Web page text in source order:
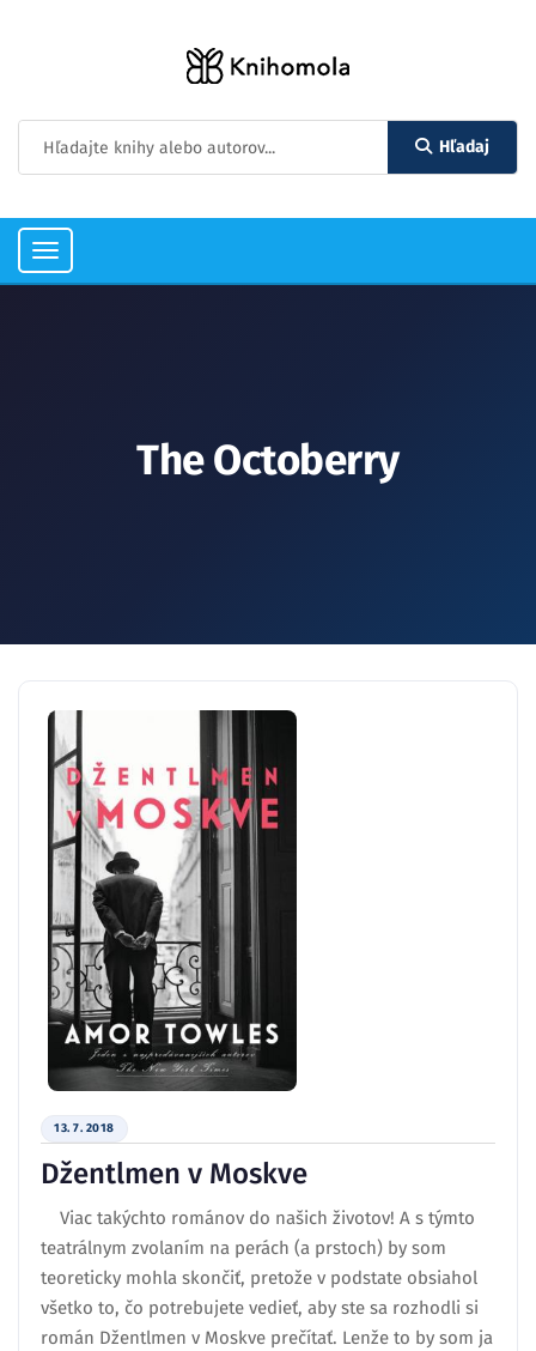
Hľadaj
Toggle
The Octoberry
13. 7. 2018
Džentlmen v Moskve
Viac takýchto románov do našich životov! A s týmto
teatrálnym zvolaním na perách (a prstoch) by som
teoreticky mohla skončiť, pretože v podstate obsiahol
všetko to, čo potrebujete vedieť, aby ste sa rozhodli si
román Džentlmen v Moskve prečítať. Lenže to by som ja